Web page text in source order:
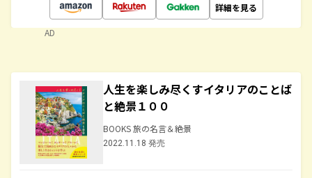
詳細を見る
AD
人生を楽しみ尽くすイタリアのことば
と絶景１００
BOOKS 旅の名言＆絶景
2022.11.18 発売